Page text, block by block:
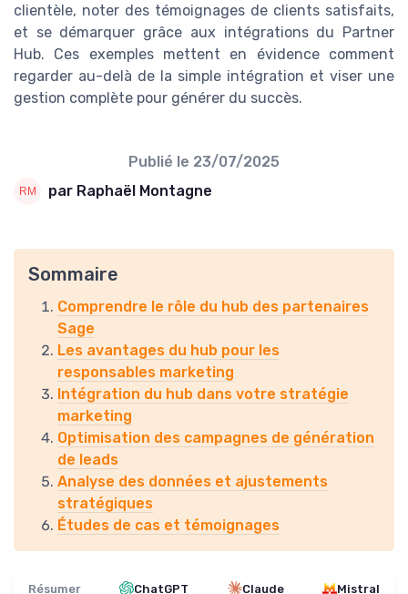
clientèle, noter des témoignages de clients satisfaits,
et se démarquer grâce aux intégrations du Partner
Hub. Ces exemples mettent en évidence comment
regarder au-delà de la simple intégration et viser une
gestion complète pour générer du succès.
Publié le 23/07/2025
par Raphaël Montagne
Sommaire
Comprendre le rôle du hub des partenaires
Sage
Les avantages du hub pour les
responsables marketing
Intégration du hub dans votre stratégie
marketing
Optimisation des campagnes de génération
de leads
Analyse des données et ajustements
stratégiques
Études de cas et témoignages
Résumer ChatGPT Claude Mistral